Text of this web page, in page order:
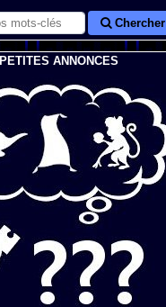
Chercher
PETITES ANNONCES